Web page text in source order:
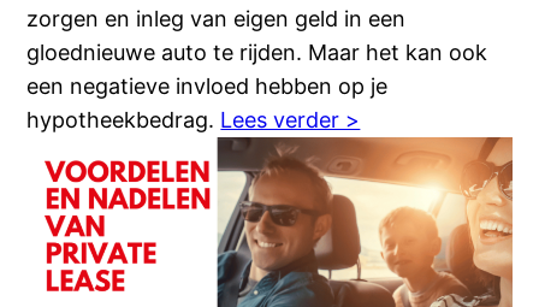
zorgen en inleg van eigen geld in een
gloednieuwe auto te rijden. Maar het kan ook
een negatieve invloed hebben op je
hypotheekbedrag. Lees verder >